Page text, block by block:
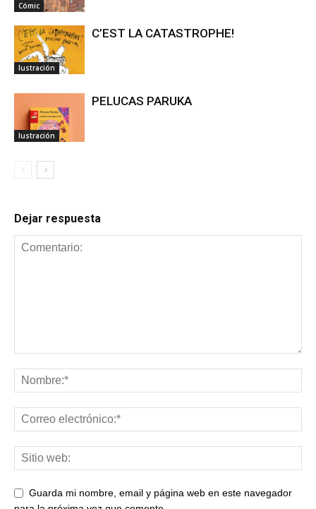
Cómic
Iustración
C’EST LA CATASTROPHE!
Iustración
PELUCAS PARUKA
Dejar respuesta
Guarda mi nombre, email y página web en este navegador